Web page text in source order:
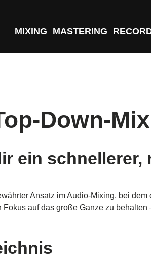
MIXING MASTERING
Down-
ein
Ansatz im Audio-Mixing, bei
Fokus auf das große Ganze zu